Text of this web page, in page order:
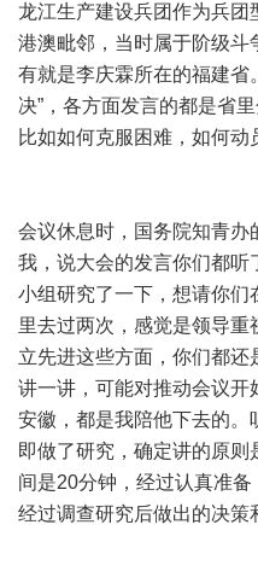
龙江生产建设兵团作为兵团
港澳毗邻，当时属于阶级
有就是李庆霖所在的福建省
决”，各方面发言的都是省
比如如何克服困难，如何动
会议休息时，国务院知青
我，说大会的发言你们都听
小组研究了一下，想请你
里去过两次，感觉是领导
立先进这些方面，你们都
讲一讲，可能对推动会议开
安徽，都是我陪他下去的。
即做了研究，确定讲的原
间是20分钟，经过认真准
经过调查研究后做出的决策